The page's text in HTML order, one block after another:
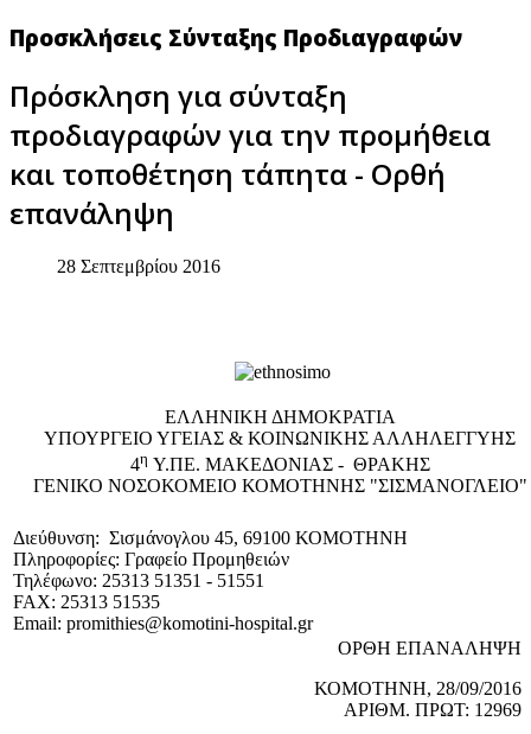
Προσκλήσεις Σύνταξης Προδιαγραφών
Πρόσκληση για σύνταξη
προδιαγραφών για την προμήθεια
και τοποθέτηση τάπητα - Ορθή
επανάληψη
28 Σεπτεμβρίου 2016
EΛΛΗΝΙΚΗ ΔΗΜΟΚΡΑΤΙΑ
ΥΠΟΥΡΓΕΙΟ ΥΓΕΙΑΣ & ΚΟΙΝΩΝΙΚΗΣ ΑΛΛΗΛΕΓΓΥΗΣ
4η Υ.ΠΕ. ΜΑΚΕΔΟΝΙΑΣ - ΘΡΑΚΗΣ
ΓΕΝΙΚΟ NΟΣΟΚΟΜΕΙΟ ΚΟΜΟΤΗΝΗΣ "ΣΙΣΜΑΝΟΓΛΕΙΟ"
Διεύθυνση: Σισμάνογλου 45, 69100 ΚΟΜΟΤΗΝΗ
Πληροφορίες: Γραφείο Προμηθειών
Τηλέφωνο: 25313 51351 - 51551
FAX: 25313 51535
Email: promithies@komotini-hospital.gr
ΟΡΘΗ ΕΠΑΝΑΛΗΨΗ
ΚΟΜΟΤΗΝΗ, 28/09/2016
ΑΡΙΘΜ. ΠΡΩΤ: 12969